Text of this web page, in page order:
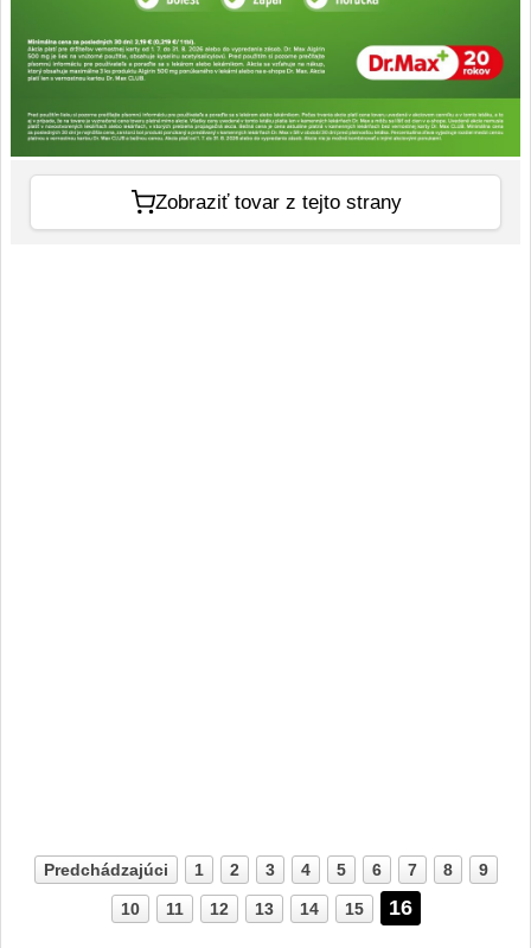
Zobraziť tovar z tejto strany
Predchádzajúci 1 2 3 4 5 6 7 8 9
10 11 12 13 14 15 16